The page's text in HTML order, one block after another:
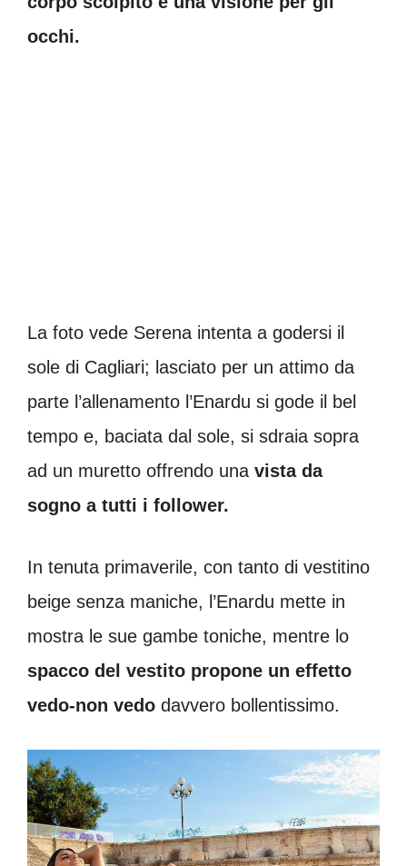
occhi.
La foto vede Serena intenta a godersi il
sole di Cagliari; lasciato per un attimo da
parte l’allenamento l’Enardu si gode il bel
tempo e, baciata dal sole, si sdraia sopra
ad un muretto offrendo una vista da
sogno a tutti i follower.
In tenuta primaverile, con tanto di vestitino
beige senza maniche, l’Enardu mette in
mostra le sue gambe toniche, mentre lo
spacco del vestito propone un effetto
vedo-non vedo davvero bollentissimo.